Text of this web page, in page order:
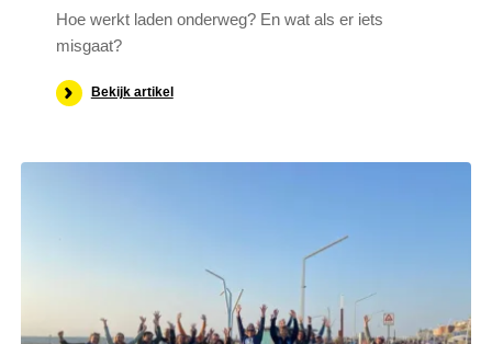
Hoe werkt laden onderweg? En wat als er iets
misgaat?
Bekijk artikel